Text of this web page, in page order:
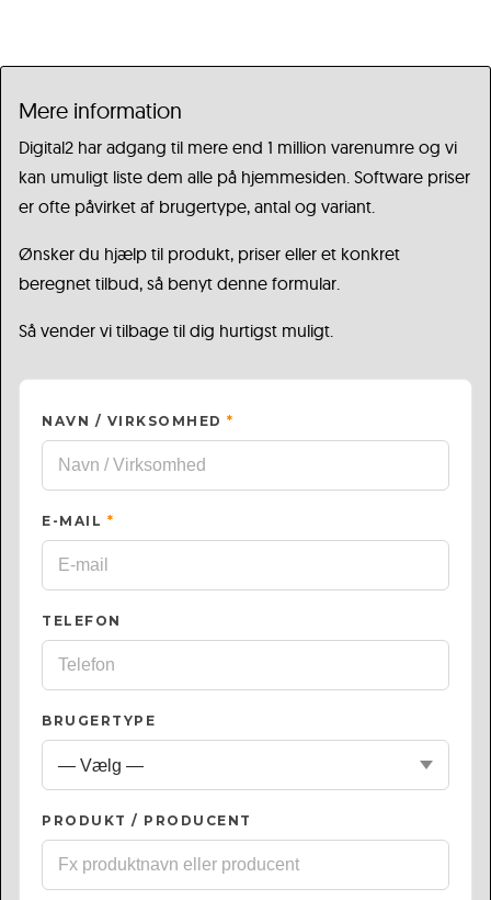
Mere information
Digital2 har adgang til mere end 1 million varenumre og vi
kan umuligt liste dem alle på hjemmesiden. Software priser
er ofte påvirket af brugertype, antal og variant.
Ønsker du hjælp til produkt, priser eller et konkret
beregnet tilbud, så benyt denne formular.
Så vender vi tilbage til dig hurtigst muligt.
NAVN / VIRKSOMHED *
E-MAIL *
TELEFON
BRUGERTYPE
PRODUKT / PRODUCENT